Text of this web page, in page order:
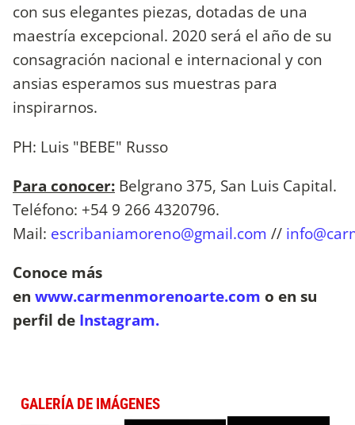
con sus elegantes piezas, dotadas de una
maestría excepcional. 2020 será el año de su
consagración nacional e internacional y con
ansias esperamos sus muestras para
inspirarnos.
PH: Luis "BEBE" Russo
Para conocer: Belgrano 375, San Luis Capital.
Teléfono: +54 9 266 4320796.
Mail: escribaniamoreno@gmail.com //
Conoce más
en www.carmenmorenoarte.com o en su
perfil de Instagram.
GALERÍA DE IMÁGENES